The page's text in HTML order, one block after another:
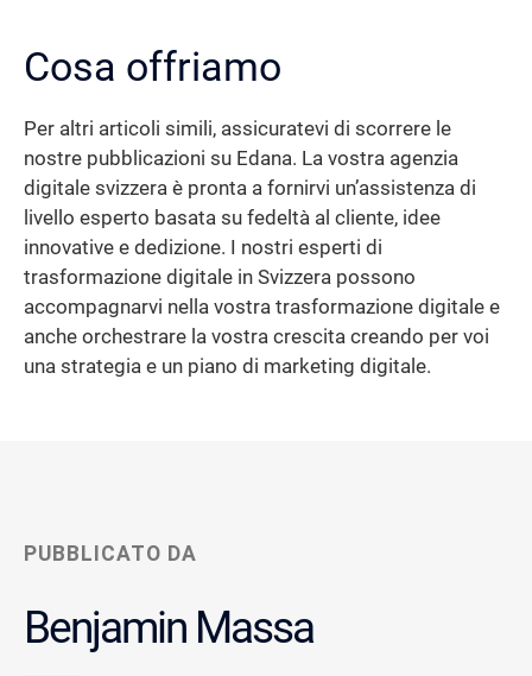
Cosa offriamo
Per altri articoli simili, assicuratevi di scorrere le
nostre pubblicazioni su Edana. La vostra agenzia
digitale svizzera è pronta a fornirvi un’assistenza di
livello esperto basata su fedeltà al cliente, idee
innovative e dedizione. I nostri esperti di
trasformazione digitale in Svizzera possono
accompagnarvi nella vostra trasformazione digitale e
anche orchestrare la vostra crescita creando per voi
una strategia e un piano di marketing digitale.
PUBBLICATO DA
Benjamin Massa